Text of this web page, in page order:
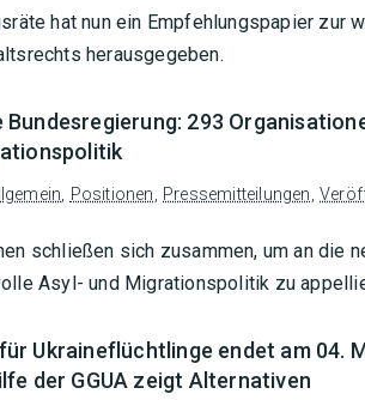
hat nun ein Empfehlungspapier zur
herausgegeben.
Bundesregierung: 293
, Positionen, Pressemitteilungen,
schließen sich zusammen, um an die
Asyl- und Migrationspolitik zu
Ukraineflüchtlinge endet am 04.
der GGUA zeigt Alternativen